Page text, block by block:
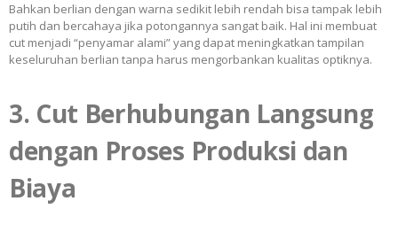
Bahkan berlian dengan warna sedikit lebih rendah bisa tampak lebih
putih dan bercahaya jika potongannya sangat baik. Hal ini membuat
cut menjadi “penyamar alami” yang dapat meningkatkan tampilan
keseluruhan berlian tanpa harus mengorbankan kualitas optiknya.
3. Cut Berhubungan Langsung
dengan Proses Produksi dan
Biaya